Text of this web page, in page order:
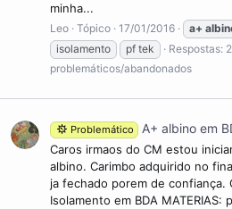
minha...
Leo Tópico 17/01/2016 a+
isolamento
pf tek Respostas:
problemáticos/abandonados
Problemático A+ albino em
Caros irmaos do CM estou
albino. Carimbo adquirido no
ja fechado porem de confiança.
Isolamento em BDA